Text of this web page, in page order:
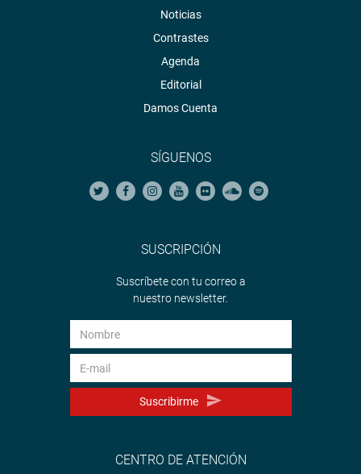
Noticias
Contrastes
Agenda
Editorial
Damos Cuenta
SÍGUENOS
SUSCRIPCIÓN
Suscríbete con tu correo a
nuestro newsletter.
Suscribirme
CENTRO DE ATENCIÓN